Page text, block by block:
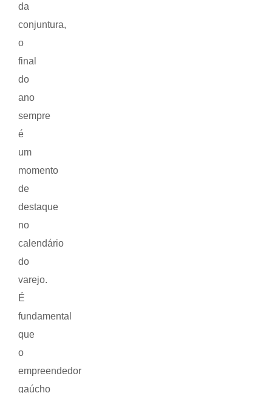
da
conjuntura,
o
final
do
ano
sempre
é
um
momento
de
destaque
no
calendário
do
varejo.
É
fundamental
que
o
empreendedor
gaúcho